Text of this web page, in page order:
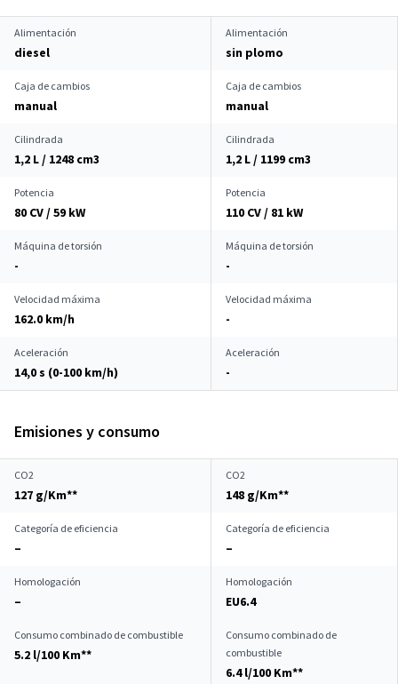
Alimentación
diesel
Alimentación
sin plomo
Caja de cambios
manual
Caja de cambios
manual
Cilindrada
1,2 L / 1248 cm3
Cilindrada
1,2 L / 1199 cm3
Potencia
80 CV / 59 kW
Potencia
110 CV / 81 kW
Máquina de torsión
-
Máquina de torsión
-
Velocidad máxima
162.0 km/h
Velocidad máxima
-
Aceleración
14,0 s (0-100 km/h)
Aceleración
-
Emisiones y consumo
CO2
127 g/Km**
CO2
148 g/Km**
Categoría de eficiencia
–
Categoría de eficiencia
–
Homologación
–
Homologación
EU6.4
Consumo combinado de combustible
5.2 l/100 Km**
Consumo combinado de
combustible
6.4 l/100 Km**